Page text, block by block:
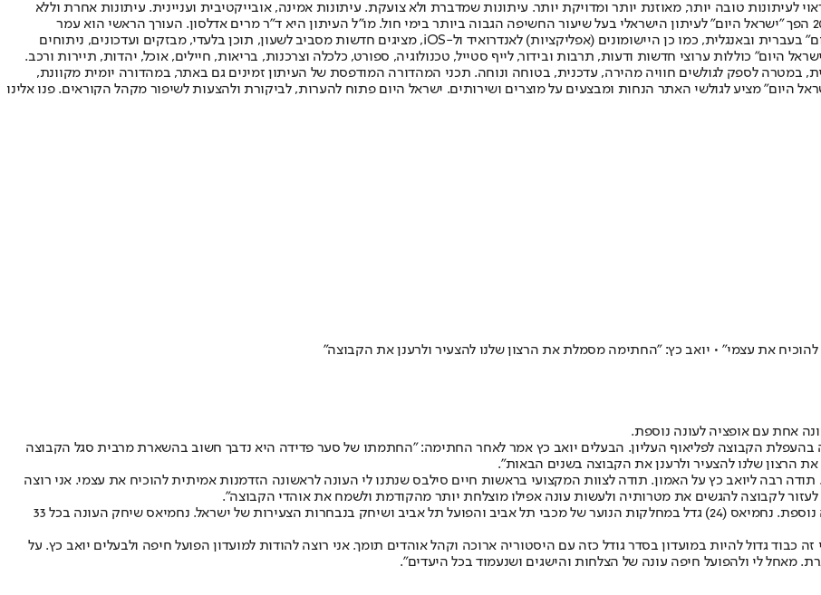
טובה יותר, מאוזנת יותר ומדויקת יותר. עיתונות שמדברת ולא צועקת. עיתונות אמינה, אובייקטיבית ועניינית. עיתונות אחרת וללא
תשלום. המהדורה המודפסת הראשונה פורסמה ב-30 ביולי 2007, וב-2010 הפך "ישראל היום" לעיתון הישראלי בעל שיעור החשיפה הגבוה ביותר בימי חול. מו"ל העיתון היא ד"ר מרים אדלסון. העורך הראשי הוא עמר
לחמנוביץ, והעורך המייסד הוא עמוס רגב. אתרי האינטרנט של "ישראל היום" בעברית ובאנגלית, כמו כן היישומונים (אפליקציות) לאנדרואיד ול-iOS, מציגים חדשות מסביב לשעון, תוכן בלעדי, מבזקים ועדכונים, ניתוחים
היום" כוללות ערוצי חדשות ודעות, תרבות ובידור, לייף סטייל, טכנולוגיה, ספורט, כלכלה וצרכנות, בריאות, חיילים, אוכל, יהדות, תיירות ורכב.
במטרה לספק לגולשים חוויה מהירה, עדכנית, בטוחה ונוחה. תכני המהדורה המודפסת של העיתון זמינים גם באתר, במהדורה יומית מקוונת,
היום" מציע לגולשי האתר הנחות ומבצעים על מוצרים ושירותים. ישראל היום פתוח להערות, לביקורת ולהצעות לשיפור מקהל הקוראים. פנו אלינו
אחת עם אופציה לעונה נוספת.
והיתה לו תרומה חשובה בהעפלת הקבוצה לפליאוף העליון. הבעלים יואב כץ אמר לאחר החתימה: "החתמתו של סער פדידה היא נדבך חשוב בהשארת מרבית סגל הקבוצה
הרצון שלנו להצעיר ולרענן את הקבוצה בשנים הבאות".
רבה ליואב כץ על האמון. תודה לצוות המקצועי בראשות חיים סילבס שנתנו לי העונה לראשונה הזדמנות אמיתית להוכיח את עצמי. אני רוצה
לקבוצה להגשים את מטרותיה ולעשות עונה אפילו מוצלחת יותר מהקודמת ולשמח את אוהדי הקבוצה".
בתוך כך, גם המגן השמאלי רז נחמיאס חתם לעונה אחת עם אופציה לעונה נוספת. נחמיאס (24) גדל במחלקות הנוער של מכבי תל אביב והפועל תל אביב ושיחק בנבחרות הצעירות של ישראל. נחמיאס שיחק העונה בכל 33
גדול להיות במועדון בסדר גודל כזה עם היסטוריה ארוכה וקהל אוהדים תומך. אני רוצה להודות למועדון הפועל חיפה ולבעלים יואב כץ. על
מאחל לי ולהפועל חיפה עונה של הצלחות והישגים ושנעמוד בכל היעדים".